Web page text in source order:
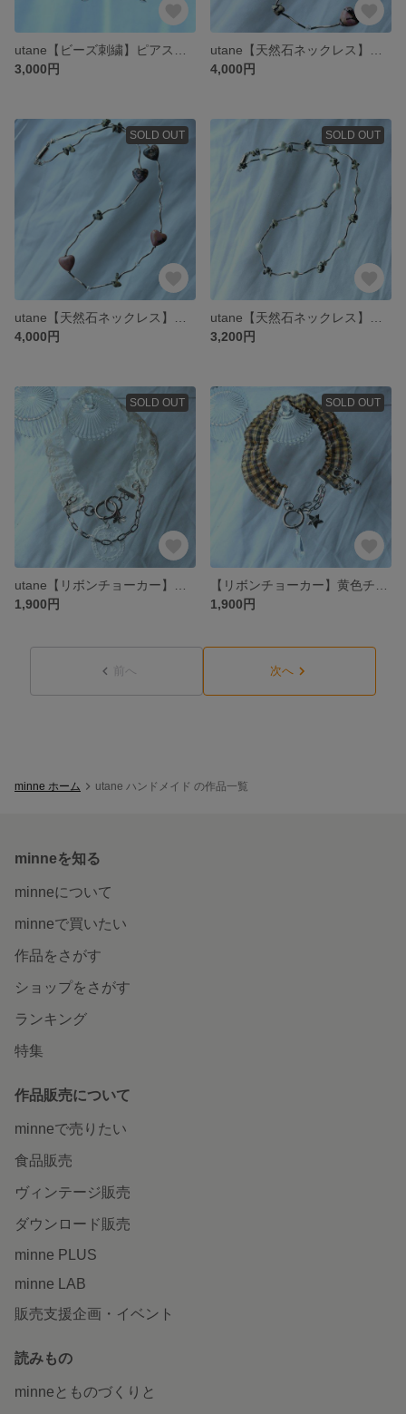
3,000円
4,000円
SOLD OUT
4,000円
SOLD OUT
3,200円
SOLD OUT
1,900円
SOLD OUT
1,900円
前へ 次へ
minne ホーム utane ハンドメイド の作品一覧
minneを知る
minneについて
minneで買いたい
作品をさがす
ショップをさがす
ランキング
特集
作品販売について
minneで売りたい
食品販売
ヴィンテージ販売
ダウンロード販売
minne PLUS
minne LAB
販売支援企画・イベント
読みもの
minneとものづくりと